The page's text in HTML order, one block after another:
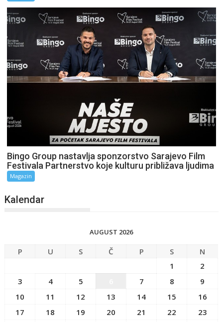
Bingo Group nastavlja sponzorstvo Sarajevo Film
Festivala Partnerstvo koje kulturu približava ljudima
Magazin
Kalendar
AUGUST 2026
P U S Č P S
N
1
2
3
4 5 7 8
9
10
11 12 13 14 15
16
17
18 19 20 21 22
23